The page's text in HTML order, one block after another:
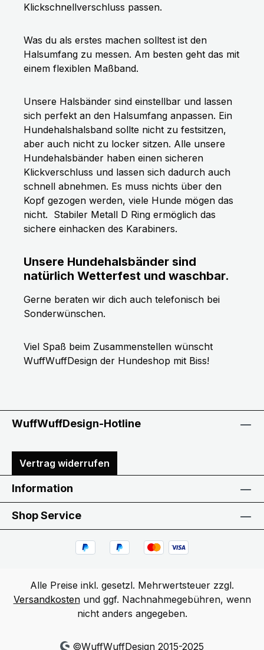
Klickschnellverschluss passen.
Was du als erstes machen solltest ist den
Halsumfang zu messen. Am besten geht das mit
einem flexiblen Maßband.
Unsere Halsbänder sind einstellbar und lassen
sich perfekt an den Halsumfang anpassen. Ein
Hundehalshalsband sollte nicht zu festsitzen,
aber auch nicht zu locker sitzen. Alle unsere
Hundehalsbänder haben einen sicheren
Klickverschluss und lassen sich dadurch auch
schnell abnehmen. Es muss nichts über den
Kopf gezogen werden, viele Hunde mögen das
nicht. Stabiler Metall D Ring ermöglich das
sichere einhacken des Karabiners.
Unsere Hundehalsbänder sind
natürlich Wetterfest und waschbar.
Gerne beraten wir dich auch telefonisch bei
Sonderwünschen.
Viel Spaß beim Zusammenstellen wünscht
WuffWuffDesign der Hundeshop mit Biss!
WuffWuffDesign-Hotline
Vertrag widerrufen
Information
Shop Service
Alle Preise inkl. gesetzl. Mehrwertsteuer zzgl.
Versandkostenund ggf. Nachnahmegebühren, wenn
nicht anders angegeben.
©WuffWuffDesign 2015-2025